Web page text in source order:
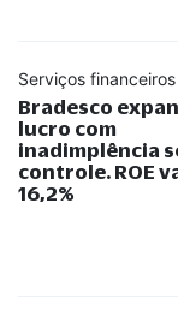
Serviços financeiros
Bradesco
lucro com
inadimplência
controle. ROE
16,2%